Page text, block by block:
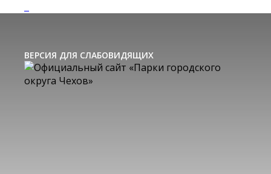
ВЕРСИЯ ДЛЯ СЛАБОВИДЯЩИХ